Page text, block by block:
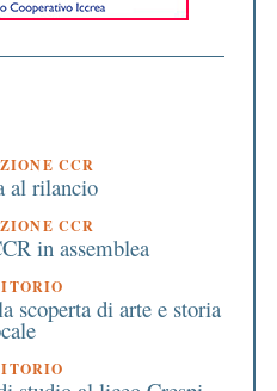
CCR
al rilancio
CCR
in assemblea
scoperta di arte e storia